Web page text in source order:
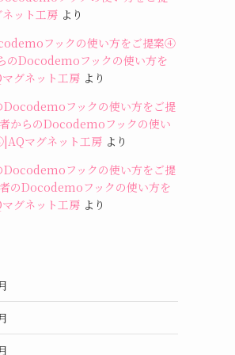
ット工房 より
フックの使い方をご提案④
のDocodemoフックの使い方を
グネット工房 より
Docodemoフックの使い方をご提
からのDocodemoフックの使い
マグネット工房 より
Docodemoフックの使い方をご提
のDocodemoフックの使い方を
グネット工房 より